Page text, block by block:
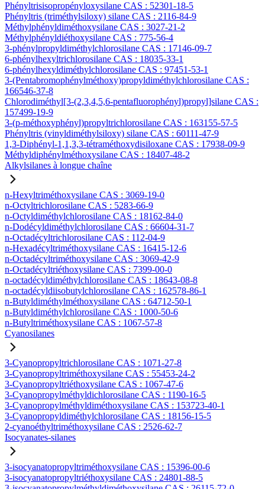
Phényltrisisopropényloxysilane CAS : 52301-18-5
Phényltris (triméthylsiloxy) silane CAS : 2116-84-9
Méthylphényldiméthoxysilane CAS : 3027-21-2
Méthylphényldiéthoxysilane CAS : 775-56-4
3-phénylpropyldiméthylchlorosilane CAS : 17146-09-7
6-phénylhexyltrichlorosilane CAS : 18035-33-1
6-phénylhexyldiméthylchlorosilane CAS : 97451-53-1
3-(Pentabromophénylméthoxy)propyldiméthylchlorosilane CAS :
166546-37-8
Chlorodiméthyl[3-(2,3,4,5,6-pentafluorophényl)propyl]silane CAS :
157499-19-9
3-(p-méthoxyphényl)propyltrichlorosilane CAS : 163155-57-5
Phényltris (vinyldiméthylsiloxy) silane CAS : 60111-47-9
1,3-Diphényl-1,1,3,3-tétraméthoxydisiloxane CAS : 17938-09-9
Méthyldiphénylméthoxysilane CAS : 18407-48-2
Alkylsilanes à longue chaîne
n-Hexyltriméthoxysilane CAS : 3069-19-0
n-Octyltrichlorosilane CAS : 5283-66-9
n-Octyldiméthylchlorosilane CAS : 18162-84-0
n-Dodécyldiméthylchlorosilane CAS : 66604-31-7
n-Octadécyltrichlorosilane CAS : 112-04-9
n-Hexadécyltriméthoxysilane CAS : 16415-12-6
n-Octadécyltriméthoxysilane CAS : 3069-42-9
n-Octadécyltriéthoxysilane CAS : 7399-00-0
n-octadécyldiméthylchlorosilane CAS : 18643-08-8
n-octadécyldiisobutylchlorosilane CAS : 162578-86-1
n-Butyldiméthylméthoxysilane CAS : 64712-50-1
n-Butyldiméthylchlorosilane CAS : 1000-50-6
n-Butyltriméthoxysilane CAS : 1067-57-8
Cyanosilanes
3-Cyanopropyltrichlorosilane CAS : 1071-27-8
3-Cyanopropyltriméthoxysilane CAS : 55453-24-2
3-Cyanopropyltriéthoxysilane CAS : 1067-47-6
3-Cyanopropylméthyldichlorosilane CAS : 1190-16-5
3-Cyanopropylméthyldiméthoxysilane CAS : 153723-40-1
3-Cyanopropyldiméthylchlorosilane CAS : 18156-15-5
2-cyanoéthyltriméthoxysilane CAS : 2526-62-7
Isocyanates-silanes
3-isocyanatopropyltriméthoxysilane CAS : 15396-00-6
3-isocyanatopropyltriéthoxysilane CAS : 24801-88-5